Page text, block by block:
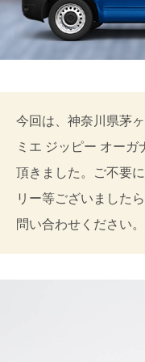
今回は、神奈川県茅
ミエ ジッピー オー
頂きました。ご不要
リー等ございました
問い合わせください。